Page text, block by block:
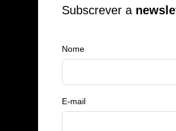
Subscrever a
Nome
E-mail